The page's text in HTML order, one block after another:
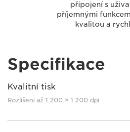
připojení s
příjemnými
kvalitou a
Specifikace
Kvalitní tisk
Rozlišení až 1 200 × 1 200 dpi